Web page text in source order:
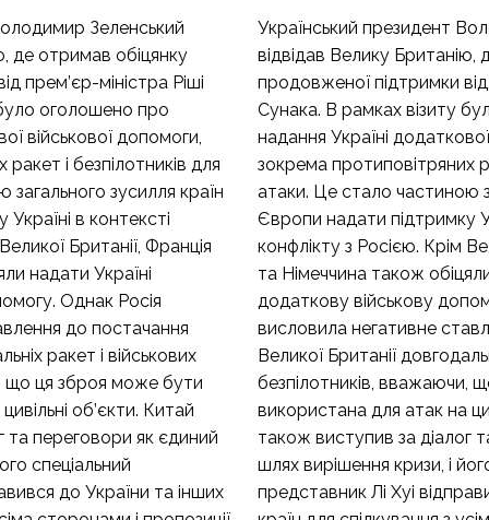
Зеленський
де отримав обіцянку
прем’єр-міністра Ріші
оголошено про
військової допомоги,
і безпілотників для
зусилля країн
в контексті
Британії, Франція
надати Україні
Однак Росія
до постачання
ракет і військових
що ця зброя може бути
об’єкти. Китай
та переговори як єдиний
спеціальний
до України та інших
Український президент
відвідав Велику Британію,
продовженої підтримки від
Сунака. В рамках візиту
надання Україні
зокрема протиповітряних
атаки. Це стало частиною
Європи надати підтримку
конфлікту з Росією. Крім
та Німеччина також
додаткову військову
висловила негативне
Великої Британії
безпілотників, вважаючи,
використана для атак на
також виступив за діалог
шлях вирішення кризи, і
представник Лі Хуі